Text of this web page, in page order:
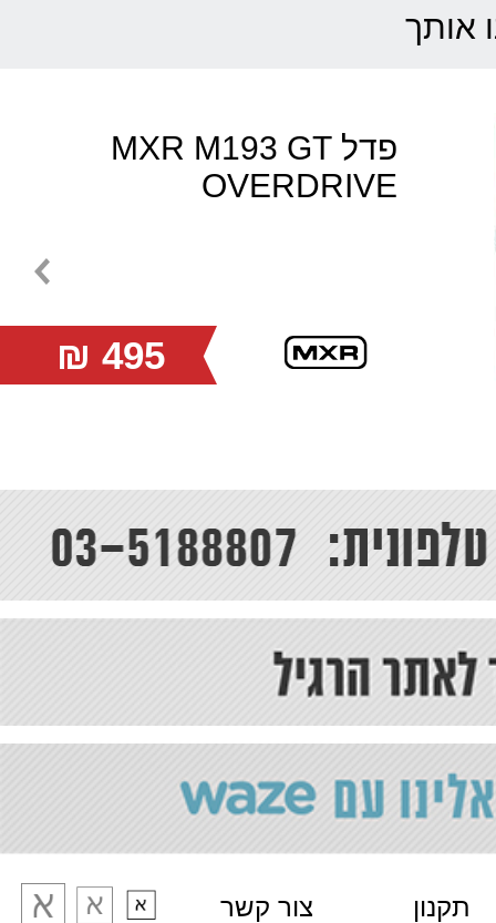
אותך
פדל MXR M193 GT
OVERDRIVE
495 ₪
תקנון צור קשר